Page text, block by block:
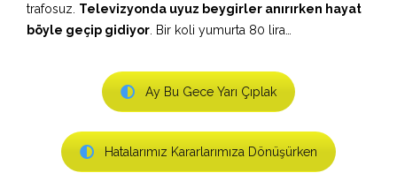
trafosuz. Televizyonda uyuz beygirler anırırken hayat
böyle geçip gidiyor . Bir koli yumurta 80 lira…
Ay Bu Gece Yarı Çıplak
Hatalarımız Kararlarımıza Dönüşürken